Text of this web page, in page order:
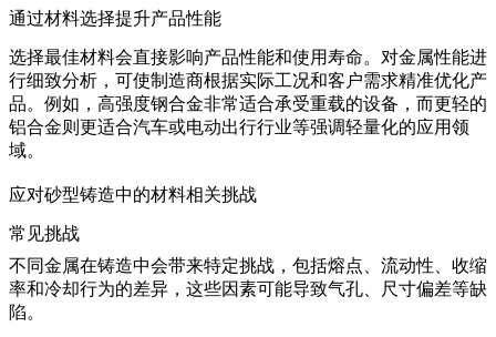
通过材料选择提升产品性能
选择最佳材料会直接影响产品性能和使用寿命。对金属性能进
行细致分析，可使制造商根据实际工况和客户需求精准优化产
品。例如，高强度钢合金非常适合承受重载的设备，而更轻的
铝合金则更适合汽车或电动出行行业等强调轻量化的应用领
域。
应对砂型铸造中的材料相关挑战
常见挑战
不同金属在铸造中会带来特定挑战，包括熔点、流动性、收缩
率和冷却行为的差异，这些因素可能导致气孔、尺寸偏差等缺
陷。